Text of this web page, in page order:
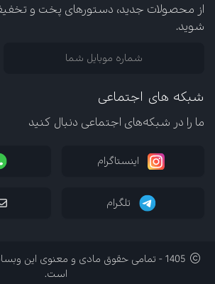
از محصولات جدید، دستورهای پخت و
شوید.
شبکه های اجتماعی
ما را در شبکه‌های اجتماعی دنبال کنید
اینستاگرام
تلگرام
است.